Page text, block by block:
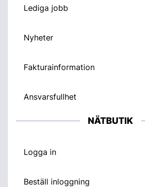
Lediga jobb
Nyheter
Fakturainformation
Ansvarsfullhet
NÄTBUTIK
Logga in
Beställ inloggning